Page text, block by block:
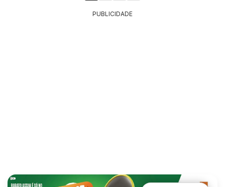
PUBLICIDADE